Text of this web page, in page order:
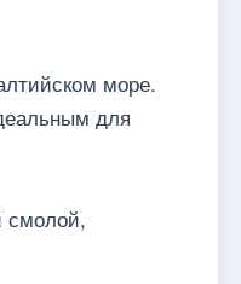
море.
для
смолой,